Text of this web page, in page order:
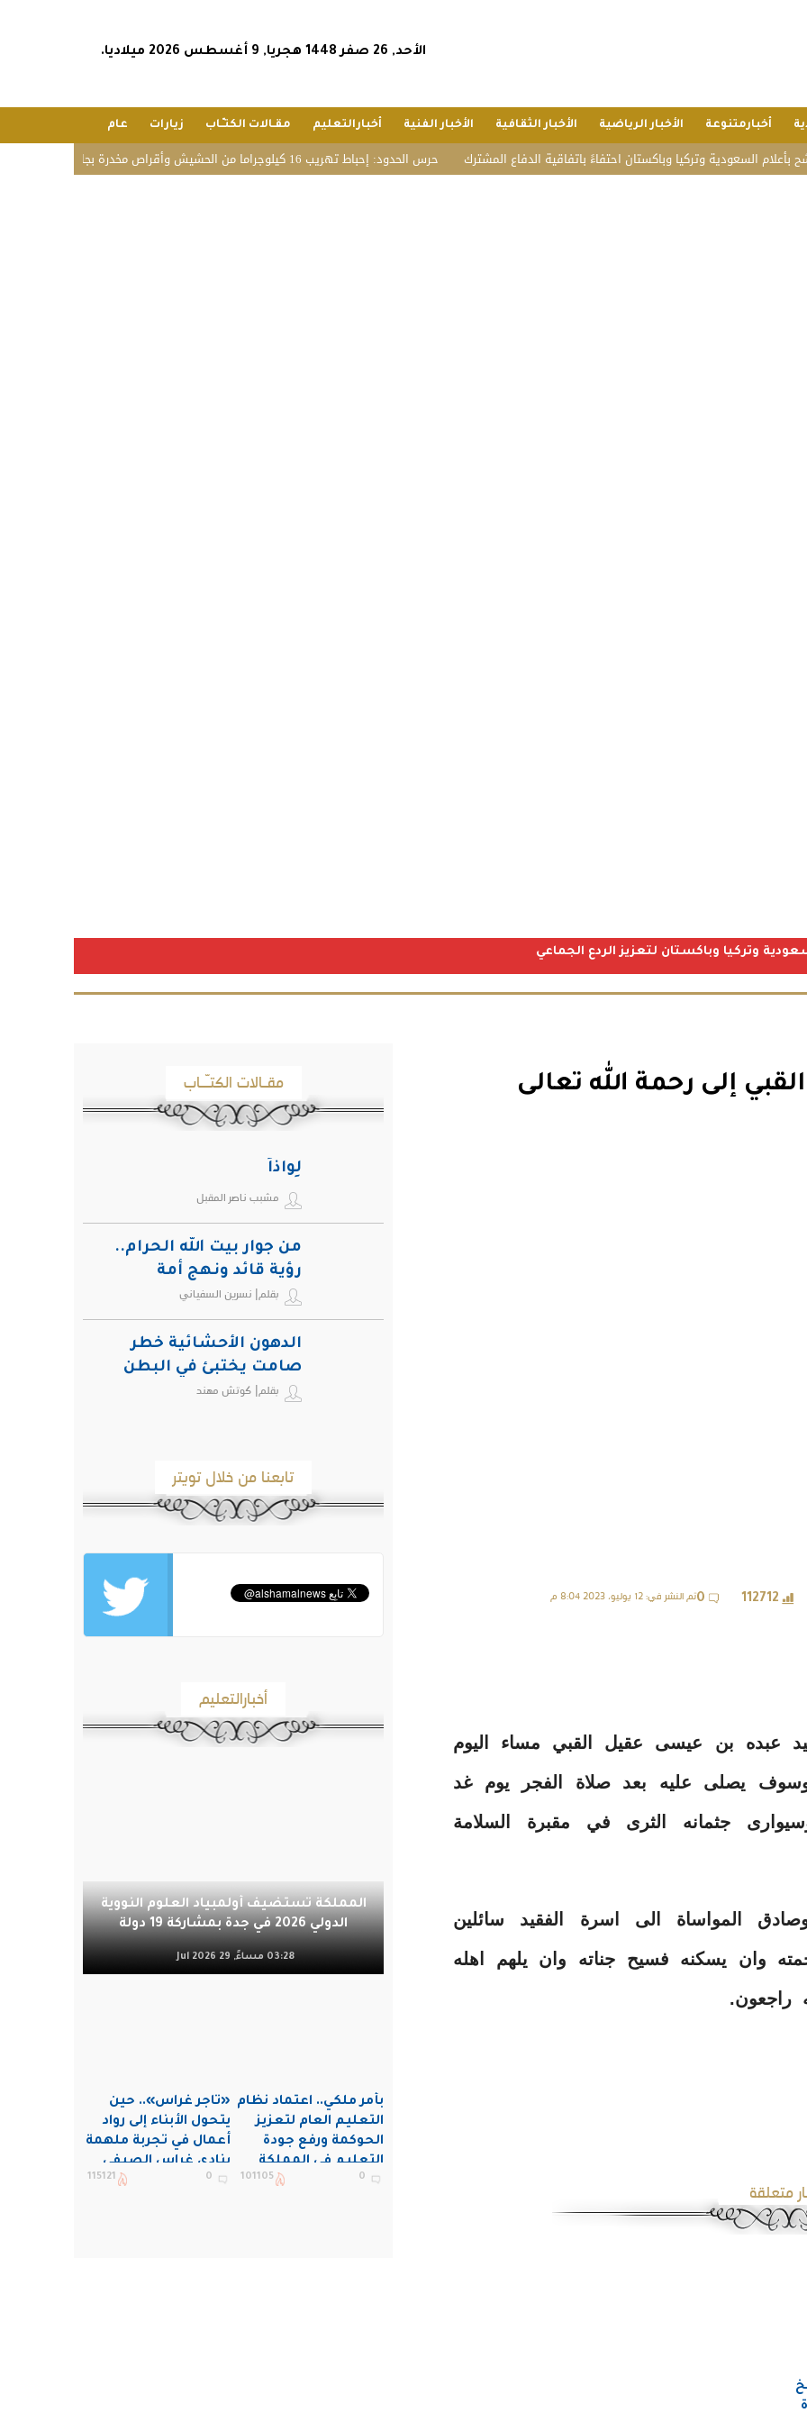
الأحد, 26 صفر 1448 هجريا, 9 أغسطس 2026 ميلاديا.
أخبارمتنوعة الأخبار الرياضية الأخبار الثقافية الأخبار الفنية أخبارالتعليم مقـالات الكتـّـاب زيارات عام
حرس الحدود: إحباط تهريب 16 كيلوجراما من الحشيش وأقراص مخدرة بجازان السعودية وتركيا وباكستان احتفاءً باتفاقية الدفاع المشترك
وتركيا وباكستان لتعزيز الردع الجماعي
إلى رحمة الله تعالى
تم النشر في: 12 يوليو، 2023 8:04 م 112712
0
عبده بن عيسى عقيل القبي مساء اليوم
مرض ألم به ،وسوف يصلى عليه بعد صلاة الفجر يوم غد
جثمانه الثرى في مقبرة السلامة
المواساة الى اسرة الفقيد سائلين
وان يسكنه فسيح جناته وان يلهم اهله
راجعون.
متعلقة
مقـالات الكتـّـاب
لِواذاً
مشبب ناصر المقبل
من جوار بيت الله الحرام..
رؤية قائد ونهج أمة
بقلم| نسرين السفياني
الدهون الأحشائية خطر
صامت يختبئ في البطن
ويهدد صحة الإنسان
بقلم| كوتش مهند
تابعنا من خلال تويتر
أخبارالتعليم
المملكة تستضيف أولمبياد العلوم النووية
الدولي 2026 في جدة بمشاركة 19 دولة
03:28 مساءً, 29 Jul 2026
بأمر ملكي.. اعتماد نظام
التعليم العام لتعزيز
الحوكمة ورفع جودة
التعليم في المملكة
0
101105
«تاجر غراس».. حين
يتحول الأبناء إلى رواد
أعمال في تجربة ملهمة
بنادي غراس الصيفي
بالجبيل
0
115121